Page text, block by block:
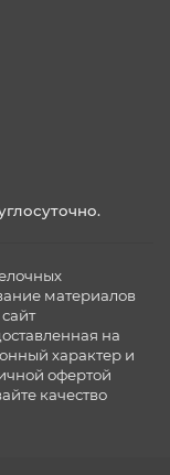
материалов
на
характер и
офертой